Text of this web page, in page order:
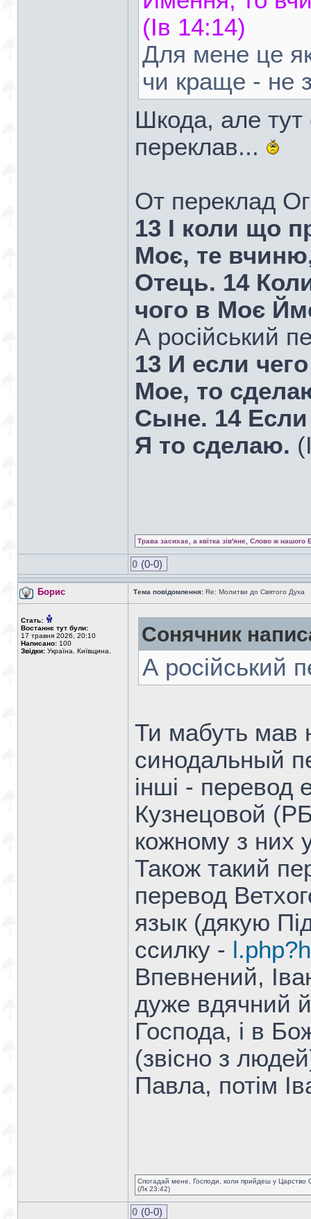
(Ів 14:14)
Для мене це
чи краще - не
Шкода, але тут
переклав...
От переклад
13 І коли що
Моє, те
Отець. 14
чого в Моє
А російський
13 И если
Мое, то
Сыне. 14
Я то сделаю.
Трава засихає, а квітка зів'яне, Слово ж нашого
0 (0-0)
Борис Тема повідомлення: Re: Молитви до Святого Духа
Стать:
Востаннє тут були:
17 травня 2026, 20:10
Написано: 100
Звідки: Україна. Київщина.
Сонячник
А російський
Ти мабуть мав
синодальный
інші - перевод
Кузнецовой
кожному з них
Також такий
перевод
язык (дякую
ссилку -
Впевнений,
дуже вдячний
Господа, і в
(звісно з
Павла, потім
Спогадай мене, Господи, коли прийдеш у Царство
(Лк 23:42)
0 (0-0)